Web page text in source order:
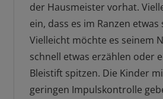
der Hausmeister vorhat.
ein, dass es im Ranzen
Vielleicht möchte es seinem
schnell etwas erzählen oder
Bleistift spitzen. Die Kinder
geringen Impulskontrolle